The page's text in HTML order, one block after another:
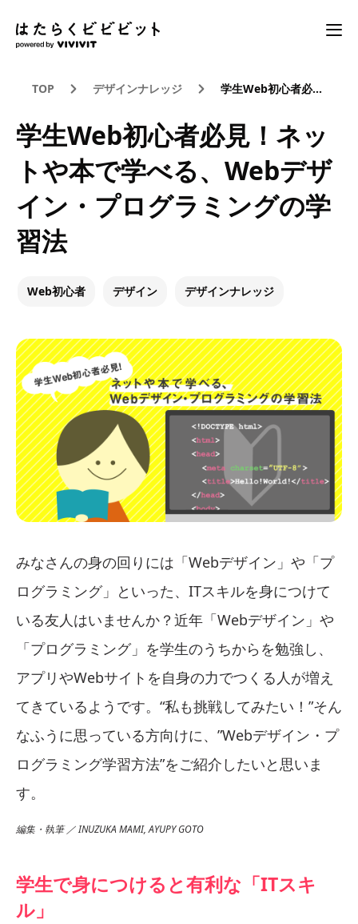
TOP デザインナレッジ 学生Web初心者必見！ネットや本で学べる、Webデザイン・プログラミングの学習法
学生Web初心者必見！ネッ
トや本で学べる、Webデザ
イン・プログラミングの学
習法
Web初心者 デザイン デザインナレッジ
みなさんの身の回りには「Webデザイン」や「プ
ログラミング」といった、ITスキルを身につけて
いる友人はいませんか？近年「Webデザイン」や
「プログラミング」を学生のうちからを勉強し、
アプリやWebサイトを自身の力でつくる人が増え
てきているようです。“私も挑戦してみたい！”そん
なふうに思っている方向けに、”Webデザイン・プ
ログラミング学習方法”をご紹介したいと思いま
す。
編集・執筆 ／ INUZUKA MAMI, AYUPY GOTO
学生で身につけると有利な「ITスキ
ル」